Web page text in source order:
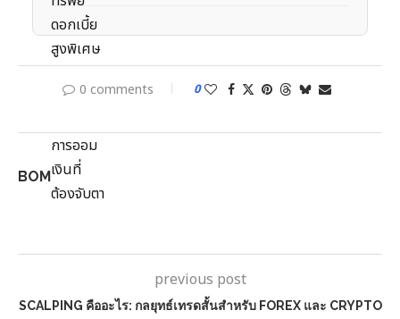
0 comments 0
BOM
previous post
SCALPING คืออะไร: กลยุทธ์เทรดสั้นสำหรับ FOREX และ CRYPTO